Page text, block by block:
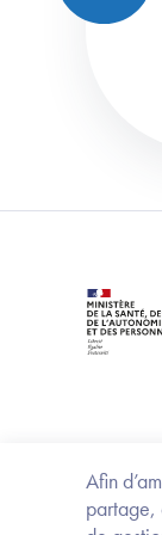
Afin
partage,